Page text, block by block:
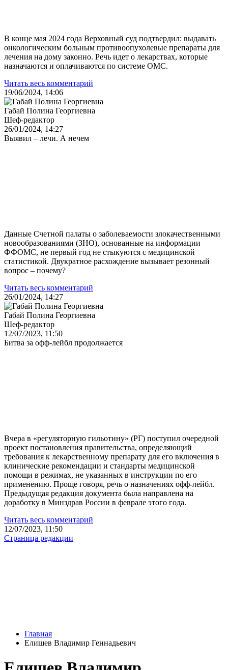
В конце мая 2024 года Верховный суд подтвердил: выдавать
онкологическим больным противоопухолевые препараты для
лечения на дому законно. Речь идет о лекарствах, которые
назначаются и оплачиваются по системе ОМС.
Читать весь комментарий
19/06/2024, 14:06
Габай Полина Георгиевна
Шеф-редактор
26/01/2024, 14:27
Выявил – лечи. А нечем
Данные Счетной палаты о заболеваемости злокачественными
новообразованиями (ЗНО), основанные на информации
ФФОМС, не первый год не стыкуются с медицинской
статистикой. Двукратное расхождение вызывает резонный
вопрос – почему?
Читать весь комментарий
26/01/2024, 14:27
Габай Полина Георгиевна
Шеф-редактор
12/07/2023, 11:50
Битва за офф-лейбл продолжается
Вчера в «регуляторную гильотину» (РГ) поступил очередной
проект постановления правительства, определяющий
требования к лекарственному препарату для его включения в
клинические рекомендации и стандарты медицинской
помощи в режимах, не указанных в инструкции по его
применению. Проще говоря, речь о назначениях офф-лейбл.
Предыдущая редакция документа была направлена на
доработку в Минздрав России в феврале этого года.
Читать весь комментарий
12/07/2023, 11:50
Страница редакции
Главная
Елишев Владимир Геннадьевич